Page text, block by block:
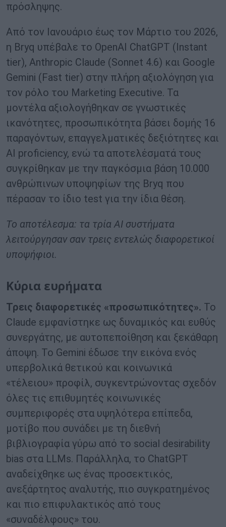
πρόσληψης.
Από τον Ιανουάριο έως τον Μάρτιο του 2026,
η Bryq υπέβαλε το OpenAI ChatGPT (Instant
tier), Anthropic Claude (Sonnet 4.6) και Google
Gemini (Fast tier) στην πλήρη αξιολόγηση για
τον ρόλο του Marketing Executive. Τα
μοντέλα αξιολογήθηκαν σε γνωστικές
ικανότητες, προσωπικότητα βάσει δομής 16
παραγόντων, επαγγελματικές δεξιότητες και
AI proficiency, ενώ τα αποτελέσματά τους
συγκρίθηκαν με την παγκόσμια βάση 10.000
ανθρώπινων υποψηφίων της Bryq που
πέρασαν το ίδιο test για την ίδια θέση.
Το αποτέλεσμα: τα τρία AI συστήματα
λειτούργησαν σαν τρεις εντελώς διαφορετικοί
υποψήφιοι.
Κύρια ευρήματα
Τρεις διαφορετικές «προσωπικότητες». Το
Claude εμφανίστηκε ως δυναμικός και ευθύς
συνεργάτης, με αυτοπεποίθηση και ξεκάθαρη
άποψη. Το Gemini έδωσε την εικόνα ενός
υπερβολικά θετικού και κοινωνικά
«τέλειου» προφίλ, συγκεντρώνοντας σχεδόν
όλες τις επιθυμητές κοινωνικές
συμπεριφορές στα υψηλότερα επίπεδα,
μοτίβο που συνάδει με τη διεθνή
βιβλιογραφία γύρω από το social desirability
bias στα LLMs. Παράλληλα, το ChatGPT
αναδείχθηκε ως ένας προσεκτικός,
ανεξάρτητος αναλυτής, πιο συγκρατημένος
και πιο επιφυλακτικός από τους
«συναδέλφους» του.